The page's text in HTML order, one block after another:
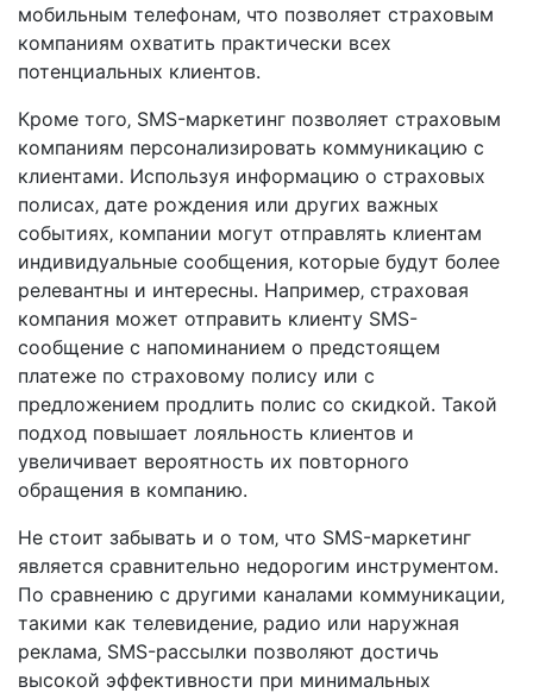
мобильным телефонам‚ что позволяет страховым
компаниям охватить практически всех
потенциальных клиентов.
Кроме того‚ SMS-маркетинг позволяет страховым
компаниям персонализировать коммуникацию с
клиентами. Используя информацию о страховых
полисах‚ дате рождения или других важных
событиях‚ компании могут отправлять клиентам
индивидуальные сообщения‚ которые будут более
релевантны и интересны. Например‚ страховая
компания может отправить клиенту SMS-
сообщение с напоминанием о предстоящем
платеже по страховому полису или с
предложением продлить полис со скидкой. Такой
подход повышает лояльность клиентов и
увеличивает вероятность их повторного
обращения в компанию.
Не стоит забывать и о том‚ что SMS-маркетинг
является сравнительно недорогим инструментом.
По сравнению с другими каналами коммуникации‚
такими как телевидение‚ радио или наружная
реклама‚ SMS-рассылки позволяют достичь
высокой эффективности при минимальных